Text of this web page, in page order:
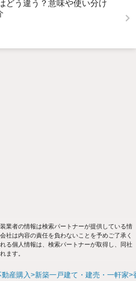
はどう違う？意味や使い分け
業者の情報は検索パートナーが提供している情
社は内容の責任を負わないことを予めご了承く
る個人情報は、検索パートナーが取得し、同社
ます。
動産購入 新築一戸建て・建売・一軒家